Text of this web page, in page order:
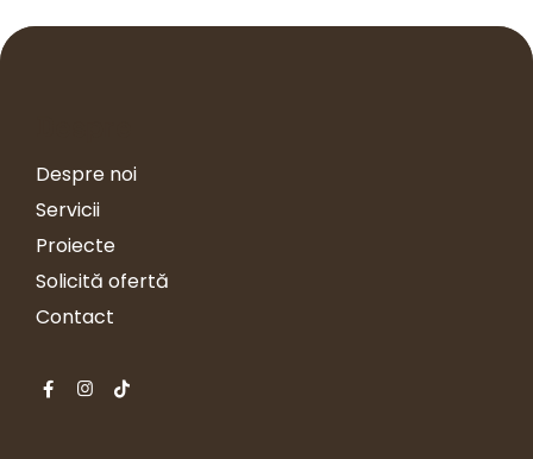
Despre noi
Servicii
Proiecte
Solicită ofertă
Contact